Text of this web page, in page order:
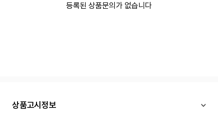
등록된 상품문의가 없습니다
상품고시정보